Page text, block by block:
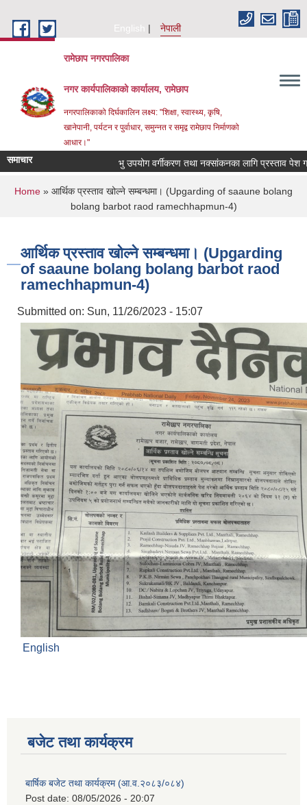
English
नेपाली
रामेछाप नगरपालिका
नगर कार्यपालिकाको कार्यालय, रामेछाप
नगरपालिकाको दिर्घकालिन लक्ष्य: "शिक्षा, स्वास्थ्य, कृषि,
खानेपानी, पर्यटन र पुर्वाधार, समुन्नत र समृद्व रामेछाप निर्माणको
आधार।"
समाचार भु उपयोग वर्गीकरण तथा नक्सांकनका लागि प्रस्ताव पेश गर्ने
You are here
Home » आर्थिक प्रस्ताव खोल्ने सम्बन्धमा। (Upgarding of saaune bolang
bolang barbot raod ramechhapmun-4)
आर्थिक प्रस्ताव खोल्ने सम्बन्धमा। (Upgarding
of saaune bolang bolang barbot raod
ramechhapmun-4)
Submitted on: Sun, 11/26/2023 - 15:07
English
बजेट तथा कार्यक्रम
बार्षिक बजेट तथा कार्यक्रम (आ.व.२०८३/०८४)
Post date: 08/05/2026 - 20:07